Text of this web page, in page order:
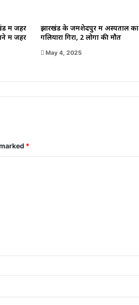
में जहर
में जहर
झारखंड के जमशेदपुर में अस्पताल का
गलियारा गिरा, 2 लोगों की मौत
May 4, 2025
*